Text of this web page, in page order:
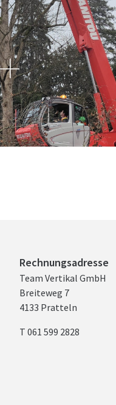
Rechnungsadresse
Team Vertikal GmbH
Breiteweg 7
4133 Pratteln
T 061 599 2828